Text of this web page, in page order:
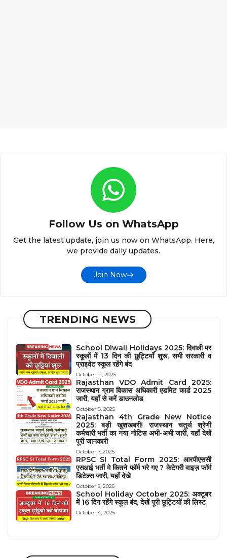
Follow Us on WhatsApp
Get the latest update, join us now on WhatsApp. Here,
we provide daily updates.
Join Now
TRENDING NEWS
School Diwali Holidays 2025: दिवाली पर
स्कूलों में 13 दिन की छुट्टियाँ शुरू, सभी सरकारी व
प्राइवेट स्कूल रहेंगे बंद
October 11, 2025
Rajasthan VDO Admit Card 2025:
राजस्थान ग्राम विकास अधिकारी एडमिट कार्ड 2025
जारी, यहाँ से करें डाउनलोड
October 8, 2025
Rajasthan 4th Grade New Notice
2025: बड़ी खुशखबरी! राजस्थान चतुर्थ श्रेणी
कर्मचारी भर्ती का नया नोटिस अभी-अभी जारी, यहाँ देखें
पूरी जानकारी
October 7, 2025
RPSC SI Total Form 2025: आरपीएससी
एसआई भर्ती मे कितने फॉर्म भरे गए ? केटेगरी वाइज़ फॉर्म
डिटेल्स जारी, यहाँ देखे
October 5, 2025
School Holiday October 2025: अक्टूबर
में 16 दिन रहेंगे स्कूल बंद, देखें पूरी छुट्टियों की लिस्ट
October 4, 2025